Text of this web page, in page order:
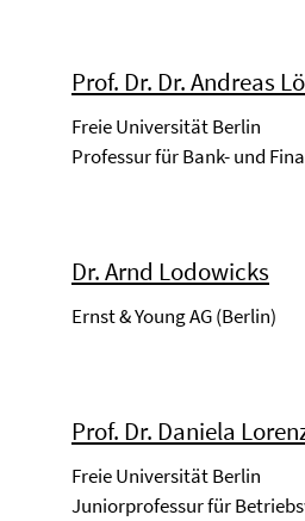
Prof. Dr. Dr. Andreas
Freie Universität Berlin
Professur für Bank- und
Dr. Arnd Lodowicks
Ernst & Young AG (Berlin)
Prof. Dr. Daniela
Freie Universität Berlin
Juniorprofessur für